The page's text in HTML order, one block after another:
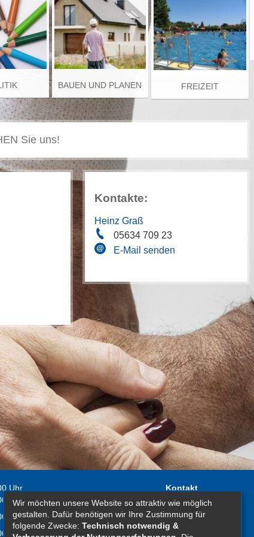
BAUEN UND PLANEN FREIZEIT
Kontakte:
Heinz Graß
05634 709 23
E-Mail senden
Uhr
Uhr
Uhr
Uhr
Kontakt
Impressum
Erklärung zur
Barrierefreiheit
Wir möchten unsere Website so attraktiv wie möglich
gestalten. Dafür benötigen wir Ihre Zustimmung für
folgende Zwecke: Technisch notwendig &